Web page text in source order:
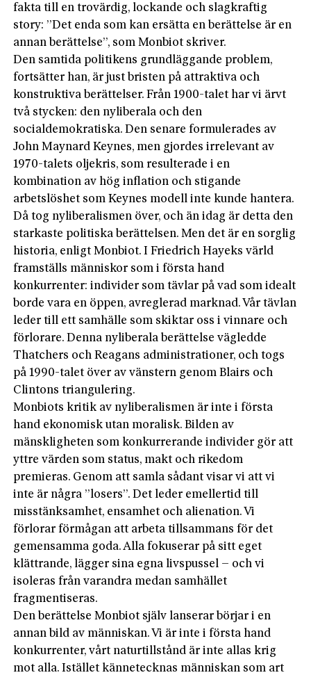
fakta till en trovärdig, lockande och slagkraftig
story: ”Det enda som kan ersätta en berättelse är en
annan berättelse”, som Monbiot skriver.
Den samtida politikens grundläggande problem,
fortsätter han, är just bristen på attraktiva och
konstruktiva berättelser. Från 1900-talet har vi ärvt
två stycken: den nyliberala och den
socialdemokratiska. Den senare formulerades av
John Maynard Keynes, men gjordes irrelevant av
1970-talets oljekris, som resulterade i en
kombination av hög inflation och stigande
arbetslöshet som Keynes modell inte kunde hantera.
Då tog nyliberalismen över, och än idag är detta den
starkaste politiska berättelsen. Men det är en sorglig
historia, enligt Monbiot. I Friedrich Hayeks värld
framställs människor som i första hand
konkurrenter: individer som tävlar på vad som idealt
borde vara en öppen, avreglerad marknad. Vår tävlan
leder till ett samhälle som skiktar oss i vinnare och
förlorare. Denna nyliberala berättelse vägledde
Thatchers och Reagans administrationer, och togs
på 1990-talet över av vänstern genom Blairs och
Clintons triangulering.
Monbiots kritik av nyliberalismen är inte i första
hand ekonomisk utan moralisk. Bilden av
mänskligheten som konkurrerande individer gör att
yttre värden som status, makt och rikedom
premieras. Genom att samla sådant visar vi att vi
inte är några ”losers”. Det leder emellertid till
misstänksamhet, ensamhet och alienation. Vi
förlorar förmågan att arbeta tillsammans för det
gemensamma goda. Alla fokuserar på sitt eget
klättrande, lägger sina egna livspussel – och vi
isoleras från varandra medan samhället
fragmentiseras.
Den berättelse Monbiot själv lanserar börjar i en
annan bild av människan. Vi är inte i första hand
konkurrenter, vårt naturtillstånd är inte allas krig
mot alla. Istället kännetecknas människan som art